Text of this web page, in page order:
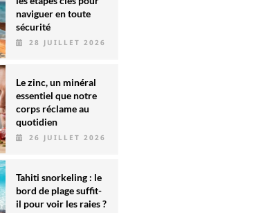
naviguer en toute
sécurité
28 JUILLET 2026
Le zinc, un minéral
essentiel que notre
corps réclame au
quotidien
26 JUILLET 2026
Tahiti snorkeling : le
bord de plage suffit-
il pour voir les raies ?